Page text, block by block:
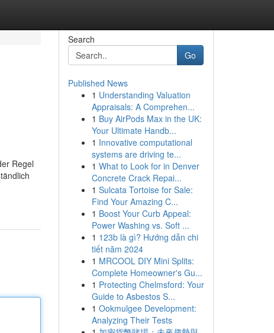
Regel
Search
Go
Published News
1 Understanding Valuation
Appraisals: A Comprehen...
1 Buy AirPods Max in the UK:
Your Ultimate Handb...
1 Innovative computational
systems are driving te...
1 What to Look for in Denver
Concrete Crack Repai...
1 Sulcata Tortoise for Sale:
Find Your Amazing C...
1 Boost Your Curb Appeal:
Power Washing vs. Soft ...
1 123b là gì? Hướng dẫn chi
tiết năm 2024
1 MRCOOL DIY Mini Splits:
Complete Homeowner's Gu...
1 Protecting Chelmsford: Your
Guide to Asbestos S...
1 Ookmulgee Development:
Analyzing Their Tests